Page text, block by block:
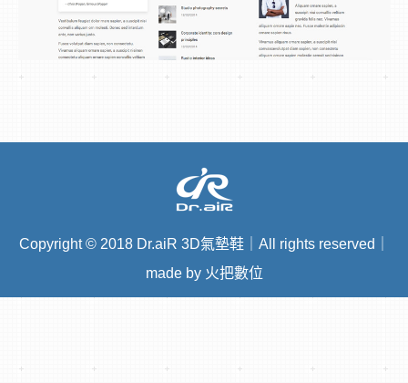
Copyright©2018 Dr.aiR 3D氣墊鞋｜All rights reserved｜
made by 火把數位